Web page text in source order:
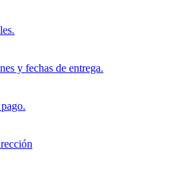
y fechas de entrega.